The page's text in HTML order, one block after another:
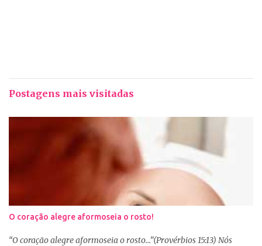
Postagens mais visitadas
O coração alegre aformoseia o rosto!
“O coração alegre aformoseia o rosto...”(Provérbios 15:13) Nós